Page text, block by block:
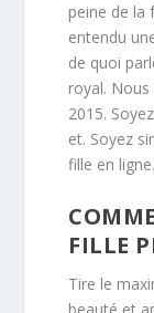
peine de la
entendu
de quoi
royal.
2015.
et. Soyez
fille en ligne.
FILLE
Tire le